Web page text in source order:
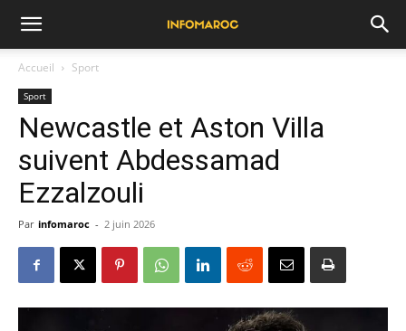
Accueil Sport
Sport
Newcastle et Aston Villa
suivent Abdessamad
Ezzalzouli
Par infomaroc - 2 juin 2026